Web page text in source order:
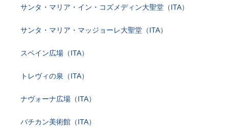
サンタ・マリア・イン・コズメディン大聖堂（ITA）
サンタ・マリア・マッジョーレ大聖堂（ITA）
スペイン広場（ITA）
トレヴィの泉（ITA）
ナヴォーナ広場（ITA）
バチカン美術館（ITA）